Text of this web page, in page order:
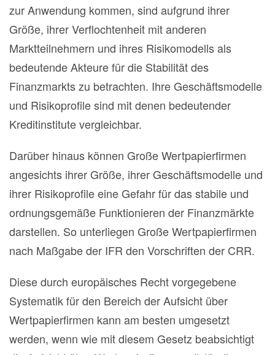
zur Anwendung kommen, sind aufgrund ihrer
Größe, ihrer Verflochtenheit mit anderen
Marktteilnehmern und ihres Risikomodells als
bedeutende Akteure für die Stabilität des
Finanzmarkts zu betrachten. Ihre Geschäftsmodelle
und Risikoprofile sind mit denen bedeutender
Kreditinstitute vergleichbar.
Darüber hinaus können Große Wertpapierfirmen
angesichts ihrer Größe, ihrer Geschäftsmodelle und
ihrer Risikoprofile eine Gefahr für das stabile und
ordnungsgemäße Funktionieren der Finanzmärkte
darstellen. So unterliegen Große Wertpapierfirmen
nach Maßgabe der IFR den Vorschriften der CRR.
Diese durch europäisches Recht vorgegebene
Systematik für den Bereich der Aufsicht über
Wertpapierfirmen kann am besten umgesetzt
werden, wenn wie mit diesem Gesetz beabsichtigt